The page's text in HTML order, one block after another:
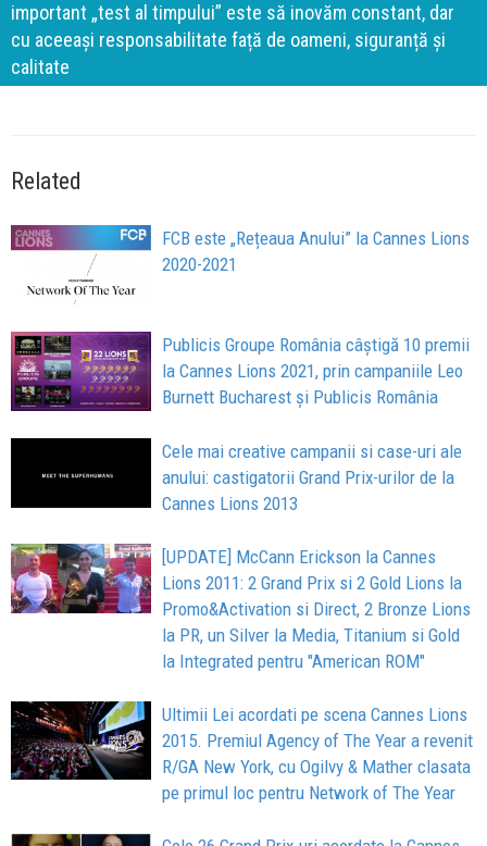
important „test al timpului” este să inovăm constant, dar
cu aceeași responsabilitate față de oameni, siguranță și
calitate
Related
FCB este „Rețeaua Anului” la Cannes Lions
2020-2021
Publicis Groupe România câștigă 10 premii
la Cannes Lions 2021, prin campaniile Leo
Burnett Bucharest și Publicis România
Cele mai creative campanii si case-uri ale
anului: castigatorii Grand Prix-urilor de la
Cannes Lions 2013
[UPDATE] McCann Erickson la Cannes
Lions 2011: 2 Grand Prix si 2 Gold Lions la
Promo&Activation si Direct, 2 Bronze Lions
la PR, un Silver la Media, Titanium si Gold
la Integrated pentru "American ROM"
Ultimii Lei acordati pe scena Cannes Lions
2015. Premiul Agency of The Year a revenit
R/GA New York, cu Ogilvy & Mather clasata
pe primul loc pentru Network of The Year